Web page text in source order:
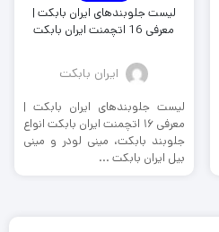
لیست جلوبندهای ایران بابکت |
معرفی 16 اتچمنت ایران بابکت
ایران بابکت
لیست جلوبندهای ایران بابکت |
معرفی ۱۶ اتچمنت ایران بابکت انواع
جلوبند بابکت، مینی لودر و مینی
بیل ایران بابکت ...